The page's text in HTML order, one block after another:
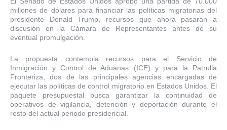
millones de dólares para financiar las políticas migratorias del
presidente Donald Trump, recursos que ahora pasarán a
discusión en la Cámara de Representantes antes de su
eventual promulgación.
La propuesta contempla recursos para el Servicio de
Inmigración y Control de Aduanas (ICE) y para la Patrulla
Fronteriza, dos de las principales agencias encargadas de
ejecutar las políticas de control migratorio en Estados Unidos. El
paquete presupuestal busca garantizar la continuidad de
operativos de vigilancia, detención y deportación durante el
resto del actual periodo presidencial.